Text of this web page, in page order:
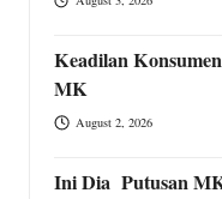
Keadilan
MK
August 2, 2026
Ini Dia Putusan